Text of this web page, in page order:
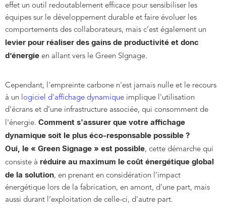
effet un outil redoutablement efficace pour sensibiliser les
équipes sur le développement durable et faire évoluer les
comportements des collaborateurs, mais c’est également un
levier pour réaliser des gains de productivité et donc
d’énergie en allant vers le Green SIgnage.
Cependant, l'empreinte carbone n'est jamais nulle et le recours
à un logiciel d'affichage dynamique implique l'utilisation
d'écrans et d’une infrastructure associée, qui consomment de
l'énergie. Comment s'assurer que votre affichage
dynamique soit le plus éco-responsable possible ?
Oui, le « Green Signage » est possible, cette démarche qui
consiste à réduire au maximum le coût énergétique global
de la solution, en prenant en considération l’impact
énergétique lors de la fabrication, en amont, d'une part, mais
aussi durant l’exploitation de celle-ci, d'autre part.